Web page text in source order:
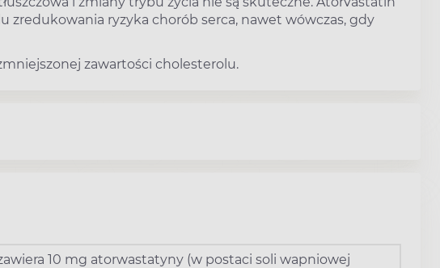
zredukowania ryzyka chorób serca, nawet wówczas, gdy
zawartości cholesterolu.
10 mg atorwastatyny (w postaci soli wapniowej